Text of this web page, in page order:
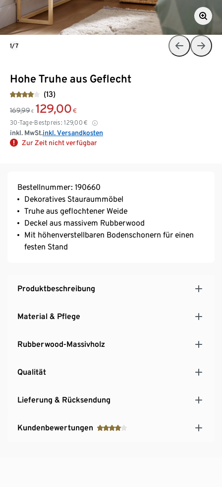
Hohe Truhe aus Geflecht
(13)
169,99 € 129,00 €
30-Tage-Bestpreis: 129,00 €
inkl. MwSt.inkl. Versandkosten
Zur Zeit nicht verfügbar
1/7
Bestellnummer: 190660
Dekoratives Stauraummöbel
Truhe aus geflochtener Weide
Deckel aus massivem Rubberwood
Mit höhenverstellbaren Bodenschonern für einen
festen Stand
Produktbeschreibung
Material & Pflege
Rubberwood-Massivholz
Qualität
Lieferung & Rücksendung
Kundenbewertungen